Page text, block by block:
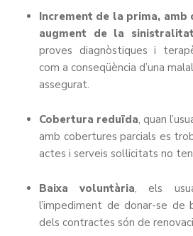
Increment de la prima,
augment de la sinistralitat
proves diagnòstiques i
com a conseqüència d’una
assegurat.
Cobertura reduïda, quan
amb cobertures parcials es
actes i serveis sol·licitats no
Baixa voluntària, els
l’impediment de donar-se de
dels contractes són de